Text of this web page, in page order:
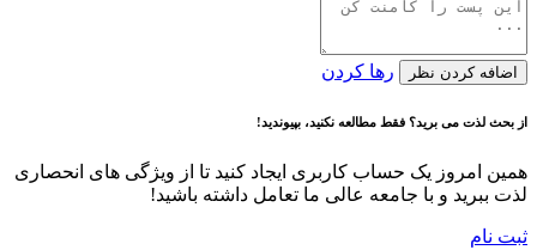
اضافه کردن نظر رها کردن
از بحث لذت می برید؟ فقط مطالعه نکنید، بپیوندید!
همین امروز یک حساب کاربری ایجاد کنید تا از ویژگی های انحصاری
لذت ببرید و با جامعه عالی ما تعامل داشته باشید!
ثبت نام